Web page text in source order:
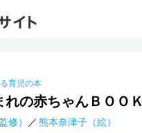
育児の本
れの赤ちゃんＢＯＯＫ
修） 熊本奈津子（絵）